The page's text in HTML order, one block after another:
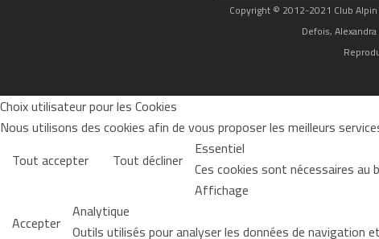
Copyright © 2012-2021 Club
Defois,
Choix utilisateur pour les Cookies
Nous utilisons des cookies afin de vous proposer les meilleurs
Tout accepter
Tout décliner Essentiel
Ces cookies sont nécessaires
Affichage
Accepter Analytique
Outils utilisés pour analyser les données de